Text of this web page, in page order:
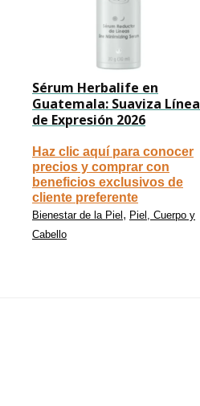
Sérum Herbalife en
Guatemala: Suaviza
de Expresión 2026
Haz clic aquí para conocer
precios y comprar con
beneficios exclusivos de
cliente preferente
Bienestar de la Piel , Piel, Cuerpo y
Cabello